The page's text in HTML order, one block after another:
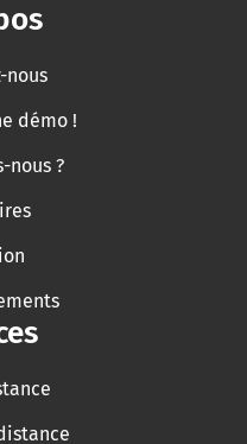
nous
démo !
nous ?